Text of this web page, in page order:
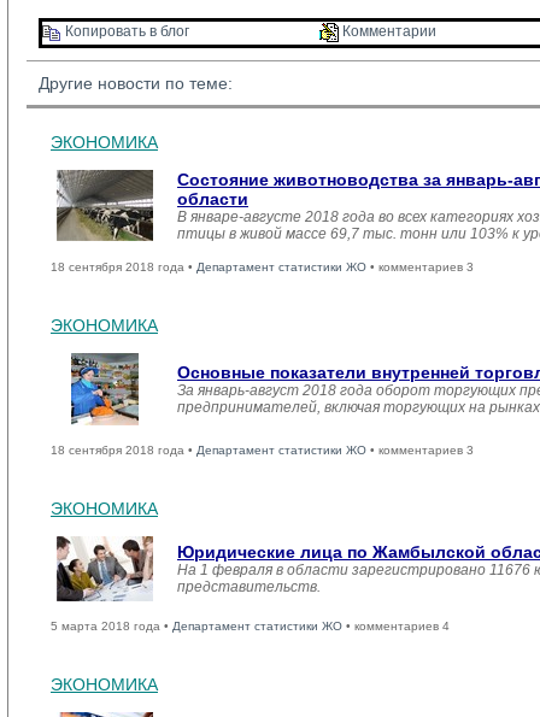
Копировать в блог Комментарии
Другие новости по теме:
ЭКОНОМИКА
Состояние животноводства за январь-
области
В январе-августе 2018 года во всех категориях
птицы в живой массе 69,7 тыс. тонн или 103% к
18 сентября 2018 года • Департамент статистики ЖО • комментариев 3
ЭКОНОМИКА
Основные показатели внутренней
За январь-август 2018 года оборот торгующих
предпринимателей, включая торгующих на
18 сентября 2018 года • Департамент статистики ЖО • комментариев 3
ЭКОНОМИКА
Юридические лица по Жамбылской
На 1 февраля в области зарегистрировано 11676
представительств.
5 марта 2018 года • Департамент статистики ЖО • комментариев 4
ЭКОНОМИКА